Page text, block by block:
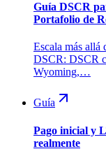
Guía DSCR
Portafolio de
Escala más allá
DSCR: DSCR
Wyoming,…
Guía
Pago inicial y
realmente